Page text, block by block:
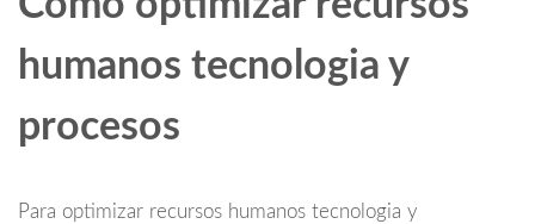
humanos tecnologia y
procesos
Para optimizar recursos humanos tecnologia y